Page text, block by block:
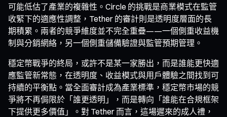
可能低估了產業的複雜性。Circle 的挑戰是商業模式在監管
收緊下的適應性調整，Tether 的審計則是透明度層面的長
期積累。兩者的競爭維度並不完全重疊——一個側重收益機
制與分銷網絡，另一個側重儲備驗證與監管預期管理。
穩定幣戰爭的終局，或許不是某一家勝出，而是誰能更快適
應監管新常態，在透明度、收益模式與用戶體驗之間找到可
持續的平衡點。當全面審計成為產業標準，穩定幣市場的競
爭將不再侷限於「誰更透明」，而是轉向「誰能在合規框架
下提供更多價值」。對 Tether 而言，這場遲來的成人禮，